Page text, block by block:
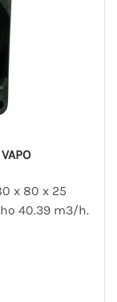
x 80 x 25
40.39 m3/h.